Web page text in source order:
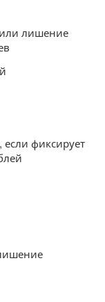
или лишение
фиксирует